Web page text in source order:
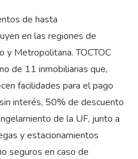
de hasta
en las regiones de
y Metropolitana. TOCTOC
de 11 inmobiliarias que,
facilidades para el pago
interés, 50% de descuento
de la UF, junto a
y estacionamientos
seguros en caso de